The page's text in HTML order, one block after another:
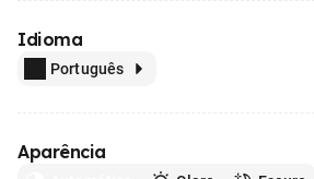
Idioma
Português
Aparência